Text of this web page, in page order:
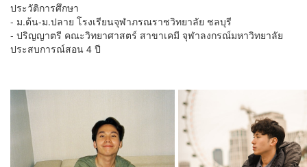
ประวัติการศึกษา
- ม.ต้น-ม.ปลาย โรงเรียนจุฬาภรณราชวิทยาลัย ชลบุรี
- ปริญญาตรี คณะวิทยาศาสตร์ สาขาเคมี จุฬาลงกรณ์มหาวิทยาลัย
ประสบการณ์สอน 4 ปี